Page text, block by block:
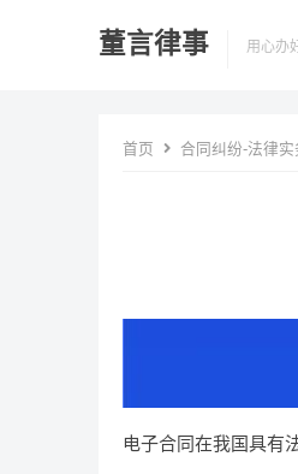
董言律事 用心办
首页 合同纠纷-法律实
电子合同在我国具有